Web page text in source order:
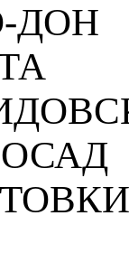
ДОН